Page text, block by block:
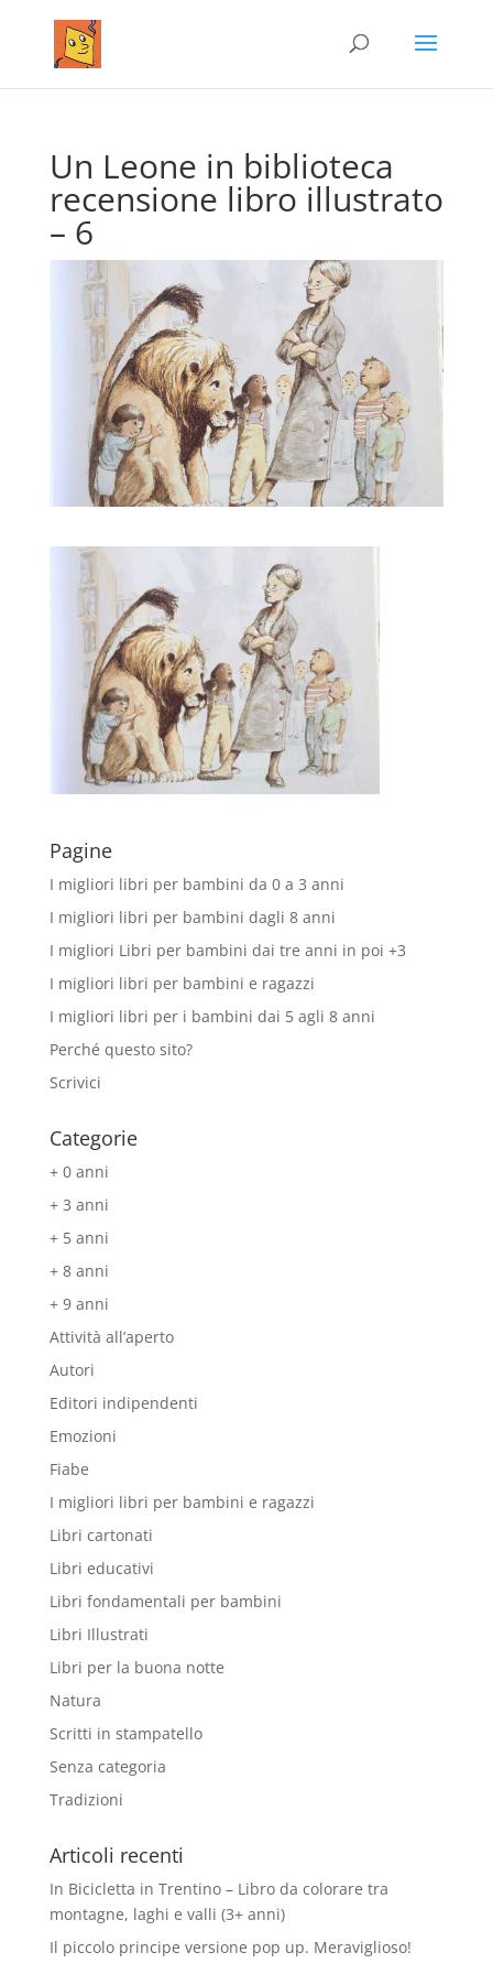
Un Leone in biblioteca
recensione libro illustrato
– 6
Pagine
I migliori libri per bambini da 0 a 3 anni
I migliori libri per bambini dagli 8 anni
I migliori Libri per bambini dai tre anni in poi +3
I migliori libri per bambini e ragazzi
I migliori libri per i bambini dai 5 agli 8 anni
Perché questo sito?
Scrivici
Categorie
+ 0 anni
+ 3 anni
+ 5 anni
+ 8 anni
+ 9 anni
Attività all’aperto
Autori
Editori indipendenti
Emozioni
Fiabe
I migliori libri per bambini e ragazzi
Libri cartonati
Libri educativi
Libri fondamentali per bambini
Libri Illustrati
Libri per la buona notte
Natura
Scritti in stampatello
Senza categoria
Tradizioni
Articoli recenti
In Bicicletta in Trentino – Libro da colorare tra
montagne, laghi e valli (3+ anni)
Il piccolo principe versione pop up. Meraviglioso!